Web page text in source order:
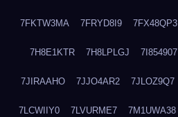
7FKTW3MA 7FRYD8I9 7FX48QP3
7H8E1KTR 7H8LPLGJ 7I854907
7JIRAAHO 7JJO4AR2 7JLOZ9Q7
7LCWIIY0 7LVURME7 7M1UWA38